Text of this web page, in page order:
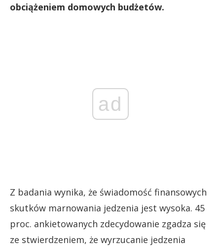
obciążeniem domowych budżetów.
ad
Z badania wynika, że świadomość finansowych
skutków marnowania jedzenia jest wysoka. 45
proc. ankietowanych zdecydowanie zgadza się
ze stwierdzeniem, że wyrzucanie jedzenia